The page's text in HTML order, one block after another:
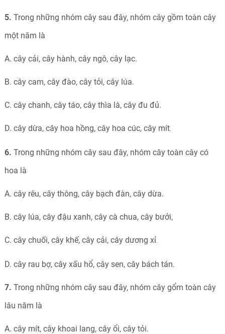
5. Trong những nhóm cây sau đây, nhóm cây gồm toàn cây
một năm là
A. cây cải, cây hành, cây ngô, cây lạc.
B. cây cam, cây đào, cây tỏi, cây lúa.
C. cây chanh, cây táo, cây thìa là, cây đu đủ.
D. cây dừa, cây hoa hồng, cây hoa cúc, cây mít.
6. Trong những nhóm cây sau đây, nhóm cây toàn cây có
hoa là
A. cây rêu, cây thông, cây bạch đàn, cây dừa.
B. cây lúa, cây đậu xanh, cây cà chua, cây bưởi,
C. cây chuối, cây khế, cây cải, cây dương xỉ
D. cây rau bợ, cây xấu hổ, cây sen, cây bách tán.
7. Trong những nhóm cây sau đây, nhóm cây gổm toàn cây
lâu năm là
A. cây mít, cây khoai lang, cây ổi, cây tỏi.